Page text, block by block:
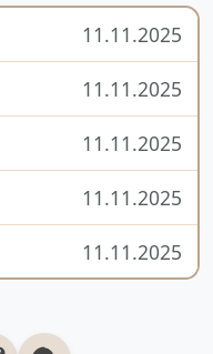
11.11.2025
11.11.2025
11.11.2025
11.11.2025
11.11.2025